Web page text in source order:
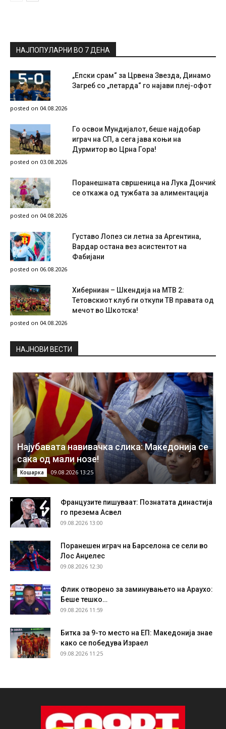
НАЈПОПУЛАРНИ ВО 7 ДЕНА
„Епски срам“ за Црвена Звезда, Динамо
Загреб со „петарда“ го најави плеј-офот
posted on 04.08.2026
Го освои Мундијалот, беше најдобар
играч на СП, а сега јава коњи на
Дурмитор во Црна Гора!
posted on 03.08.2026
Поранешната свршеница на Лука Дончиќ
се откажа од тужбата за алиментација
posted on 04.08.2026
Густаво Лопез си летна за Аргентина,
Вардар остана вез асистентот на
Фабијани
posted on 06.08.2026
Хиберниан – Шкендија на МТВ 2:
Тетовскиот клуб ги откупи ТВ правата од
мечот во Шкотска!
posted on 04.08.2026
НAЈНОВИ ВЕСТИ
Најубавата навивачка слика: Македонија се
сака од мали нозе!
Кошарка 09.08.2026 13:25
Французите пишуваат: Познатата династија
го презема Асвел
09.08.2026 13:00
Поранешен играч на Барселона се сели во
Лос Анџелес
09.08.2026 12:30
Флик отворено за заминувањето на Араухо:
Беше тешко…
09.08.2026 11:59
Битка за 9-то место на ЕП: Македонија знае
како се победува Израел
09.08.2026 11:25